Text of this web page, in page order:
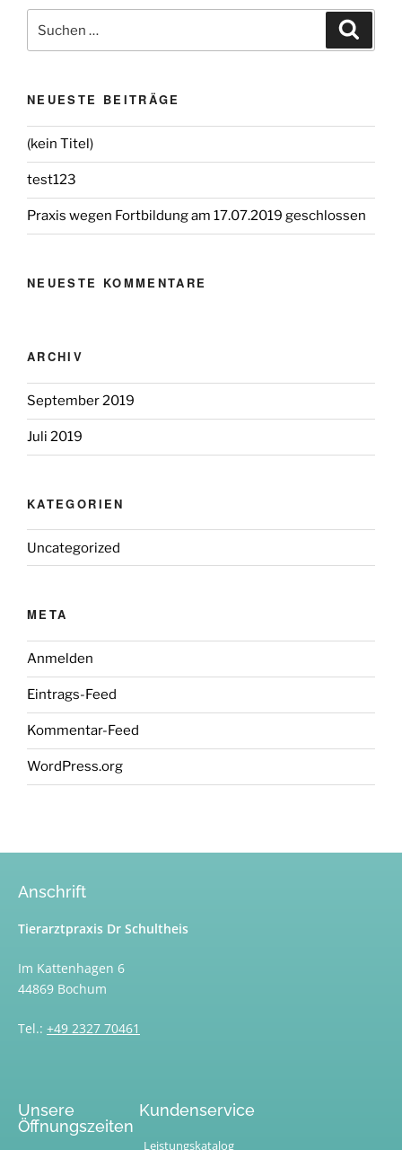
NEUESTE BEITRÄGE
(kein Titel)
test123
Praxis wegen Fortbildung am 17.07.2019 geschlossen
NEUESTE KOMMENTARE
ARCHIV
September 2019
Juli 2019
KATEGORIEN
Uncategorized
META
Anmelden
Eintrags-Feed
Kommentar-Feed
WordPress.org
Anschrift
Tierarztpraxis Dr Schultheis
Im Kattenhagen 6
44869 Bochum
Tel.: +49 2327 70461
Unsere
Öffnungszeiten
Kundenservice
Leistungskatalog